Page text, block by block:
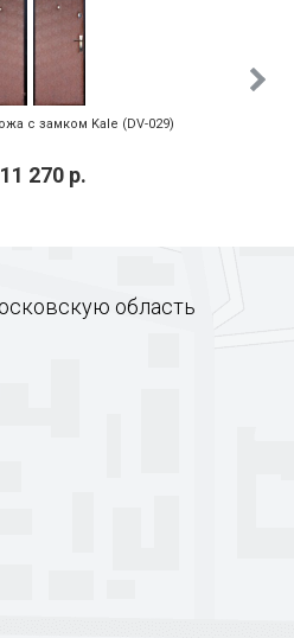
с замком Kale (DV-029)
11 270 р.
область